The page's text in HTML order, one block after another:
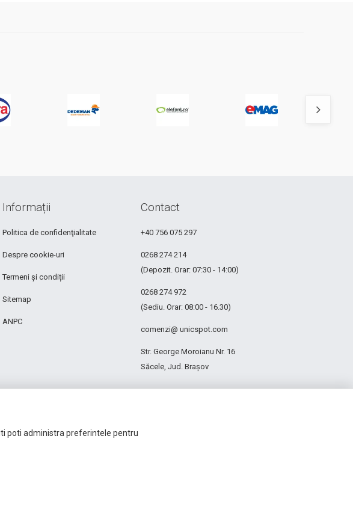
Informații
Politica de confidenţialitate
Despre cookie-uri
Termeni și condiții
Sitemap
ANPC
Contact
+40 756 075 297
0268 274 214
(Depozit. Orar: 07:30 - 14:00)
0268 274 972
(Sediu. Orar: 08:00 - 16.30)
comenzi@ unicspot.com
Str. George Moroianu Nr. 16
Săcele, Jud. Brașov
poti administra preferintele pentru